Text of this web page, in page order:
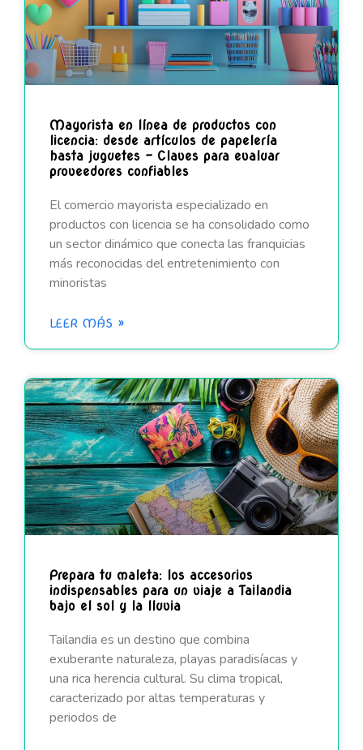
Mayorista en línea de productos con
licencia: desde artículos de papelería
hasta juguetes – Claves para evaluar
proveedores confiables
El comercio mayorista especializado en
productos con licencia se ha consolidado como
un sector dinámico que conecta las franquicias
más reconocidas del entretenimiento con
minoristas
LEER MÁS »
Prepara tu maleta: los accesorios
indispensables para un viaje a Tailandia
bajo el sol y la lluvia
Tailandia es un destino que combina
exuberante naturaleza, playas paradisíacas y
una rica herencia cultural. Su clima tropical,
caracterizado por altas temperaturas y
periodos de